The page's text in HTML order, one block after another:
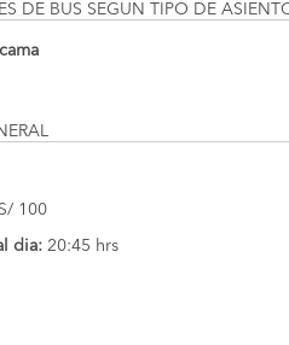
DE BUS SEGUN TIPO DE
S/ 100
dia: 20:45 hrs